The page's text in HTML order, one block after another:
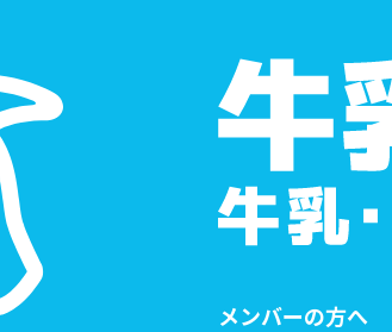
メンバーの方へ